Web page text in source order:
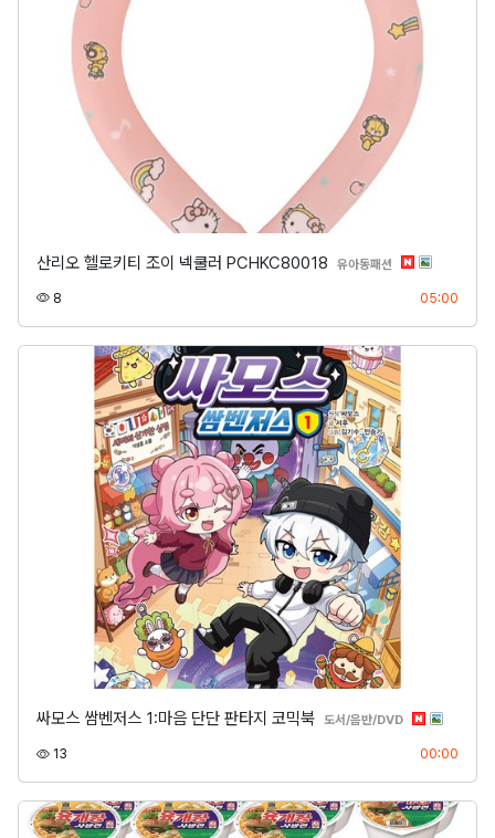
산리오 헬로키티 조이 넥쿨러 PCHKC80018 유아동패션 분류
8 05:00
싸모스 쌈벤저스 1:마음 단단 판타지 코믹북 도서/음반/DVD분류
13 00:00